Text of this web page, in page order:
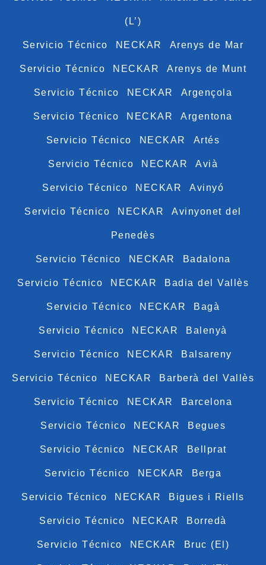
(L’)
Servicio Técnico NECKAR Arenys de Mar
Servicio Técnico NECKAR Arenys de Munt
Servicio Técnico NECKAR Argençola
Servicio Técnico NECKAR Argentona
Servicio Técnico NECKAR Artés
Servicio Técnico NECKAR Avià
Servicio Técnico NECKAR Avinyó
Servicio Técnico NECKAR Avinyonet del
Penedès
Servicio Técnico NECKAR Badalona
Servicio Técnico NECKAR Badia del Vallès
Servicio Técnico NECKAR Bagà
Servicio Técnico NECKAR Balenyà
Servicio Técnico NECKAR Balsareny
Servicio Técnico NECKAR Barberà del Vallès
Servicio Técnico NECKAR Barcelona
Servicio Técnico NECKAR Begues
Servicio Técnico NECKAR Bellprat
Servicio Técnico NECKAR Berga
Servicio Técnico NECKAR Bigues i Riells
Servicio Técnico NECKAR Borredà
Servicio Técnico NECKAR Bruc (El)